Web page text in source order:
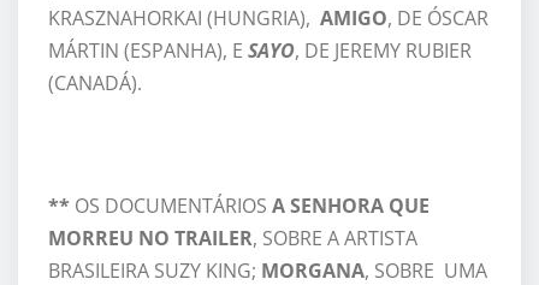
KRASZNAHORKAI (HUNGRIA), AMIGO, DE ÓSCAR
MÁRTIN (ESPANHA), E SAYO, DE JEREMY RUBIER
(CANADÁ).
** OS DOCUMENTÁRIOS A SENHORA QUE
MORREU NO TRAILER, SOBRE A ARTISTA
BRASILEIRA SUZY KING; MORGANA, SOBRE UMA